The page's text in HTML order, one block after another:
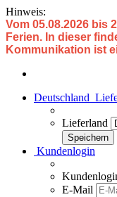
Hinweis:
Vom 05.08.2026 bis
Ferien. In dieser
Kommunikation ist
Deutschland
Lieferland
Kundenlogin
E-Mail